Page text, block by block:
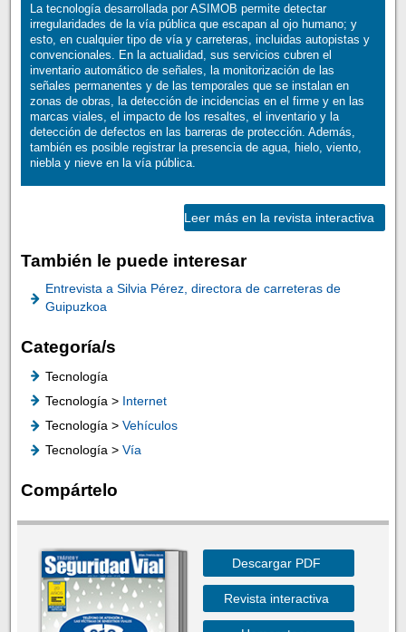
La tecnología desarrollada por ASIMOB permite detectar
irregularidades de la vía pública que escapan al ojo humano; y
esto, en cualquier tipo de vía y carreteras, incluidas autopistas y
convencionales. En la actualidad, sus servicios cubren el
inventario automático de señales, la monitorización de las
señales permanentes y de las temporales que se instalan en
zonas de obras, la detección de incidencias en el firme y en las
marcas viales, el impacto de los resaltes, el inventario y la
detección de defectos en las barreras de protección. Además,
también es posible registrar la presencia de agua, hielo, viento,
niebla y nieve en la vía pública.
Leer más en la revista interactiva
También le puede interesar
Entrevista a Silvia Pérez, directora de carreteras de
Guipuzkoa
Categoría/s
Tecnología
Tecnología > Internet
Tecnología > Vehículos
Tecnología > Vía
Compártelo
Descargar PDF
Revista interactiva